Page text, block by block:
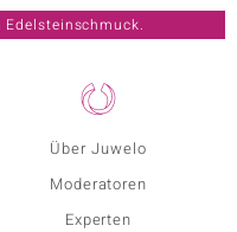
Über Juwelo
Moderatoren
Experten